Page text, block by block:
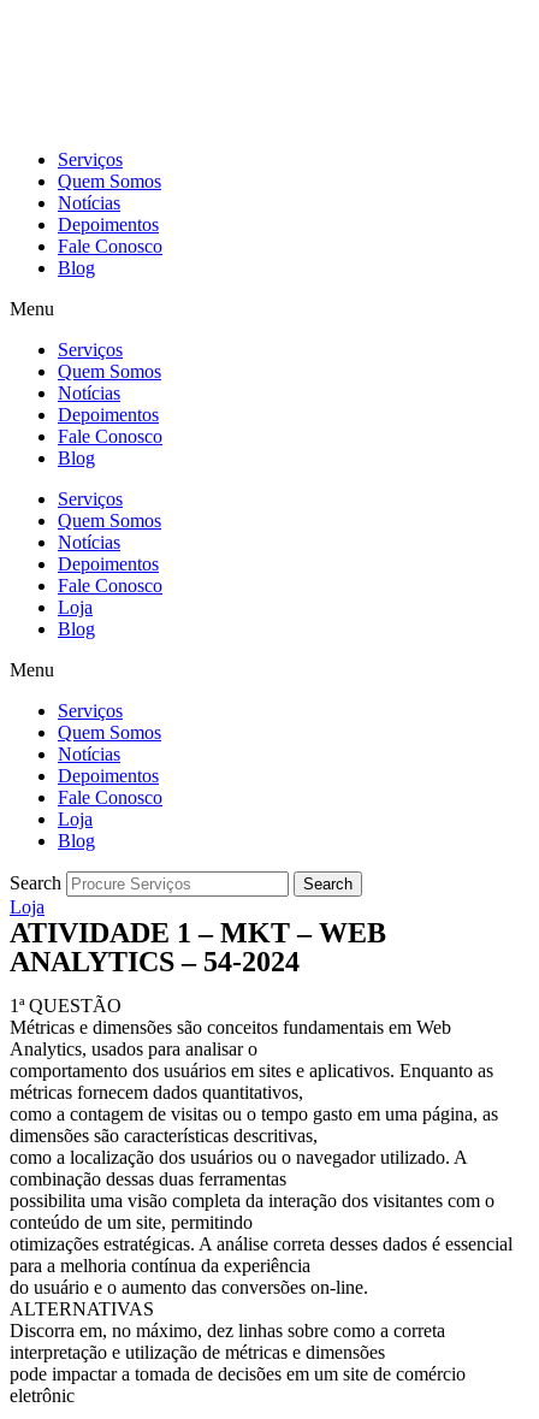
Serviços
Quem Somos
Notícias
Depoimentos
Fale Conosco
Blog
Menu
Serviços
Quem Somos
Notícias
Depoimentos
Fale Conosco
Blog
Serviços
Quem Somos
Notícias
Depoimentos
Fale Conosco
Loja
Blog
Menu
Serviços
Quem Somos
Notícias
Depoimentos
Fale Conosco
Loja
Blog
Search Search
Loja
ATIVIDADE 1 – MKT – WEB
ANALYTICS – 54-2024
1ª QUESTÃO
Métricas e dimensões são conceitos fundamentais em Web
Analytics, usados para analisar o
comportamento dos usuários em sites e aplicativos. Enquanto as
métricas fornecem dados quantitativos,
como a contagem de visitas ou o tempo gasto em uma página, as
dimensões são características descritivas,
como a localização dos usuários ou o navegador utilizado. A
combinação dessas duas ferramentas
possibilita uma visão completa da interação dos visitantes com o
conteúdo de um site, permitindo
otimizações estratégicas. A análise correta desses dados é essencial
para a melhoria contínua da experiência
do usuário e o aumento das conversões on-line.
ALTERNATIVAS
Discorra em, no máximo, dez linhas sobre como a correta
interpretação e utilização de métricas e dimensões
pode impactar a tomada de decisões em um site de comércio
eletrônic